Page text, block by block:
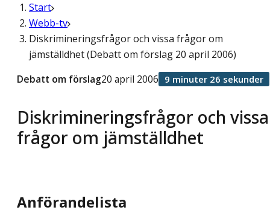
Start
Webb-tv
Diskrimineringsfrågor och vissa frågor om
jämställdhet (Debatt om förslag 20 april 2006)
Diskrimineringsfrågor och vissa
frågor om jämställdhet
Debatt om förslag20 april 2006 9 minuter 26 sekunder
Anförandelista